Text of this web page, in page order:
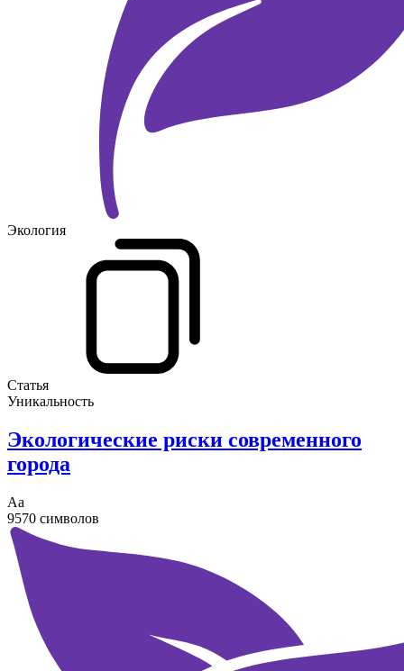
Экология
Статья
Уникальность
Экологические риски современного
города
Аа
9570 символов